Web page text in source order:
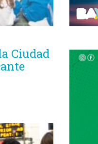
Ciudad